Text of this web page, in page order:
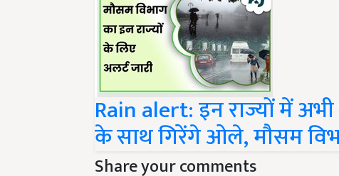
Rain alert: इन राज्यों में
के साथ गिरेंगे ओले, मौसम
Share your comments